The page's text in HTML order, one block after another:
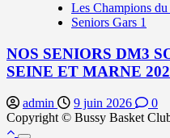
Les Champions
Seniors Gars 1
NOS SENIORS DM3
SEINE ET MARNE
admin 9 juin 2026
0
Copyright © Bussy Basket